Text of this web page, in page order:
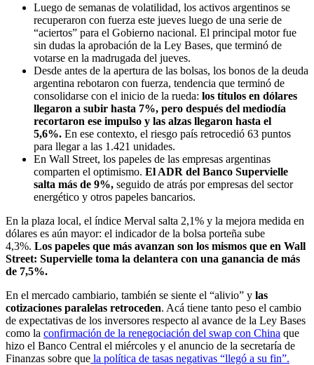
Luego de semanas de volatilidad, los activos argentinos se
recuperaron con fuerza este jueves luego de una serie de
“aciertos” para el Gobierno nacional. El principal motor fue
sin dudas la aprobación de la Ley Bases, que terminó de
votarse en la madrugada del jueves.
Desde antes de la apertura de las bolsas, los bonos de la deuda
argentina rebotaron con fuerza, tendencia que terminó de
consolidarse con el inicio de la rueda: los títulos en dólares
llegaron a subir hasta 7%, pero después del mediodía
recortaron ese impulso y las alzas llegaron hasta el
5,6%. En ese contexto, el riesgo país retrocedió 63 puntos
para llegar a las 1.421 unidades.
En Wall Street, los papeles de las empresas argentinas
comparten el optimismo. El ADR del Banco Supervielle
salta más de 9%, seguido de atrás por empresas del sector
energético y otros papeles bancarios.
En la plaza local, el índice Merval salta 2,1% y la mejora medida en
dólares es aún mayor: el indicador de la bolsa porteña sube
4,3%. Los papeles que más avanzan son los mismos que en Wall
Street: Supervielle toma la delantera con una ganancia de más
de 7,5%.
En el mercado cambiario, también se siente el “alivio” y las
cotizaciones paralelas retroceden. Acá tiene tanto peso el cambio
de expectativas de los inversores respecto al avance de la Ley Bases
como la confirmación de la renegociación del swap con China que
hizo el Banco Central el miércoles y el anuncio de la secretaría de
Finanzas sobre que la política de tasas negativas “llegó a su fin”.